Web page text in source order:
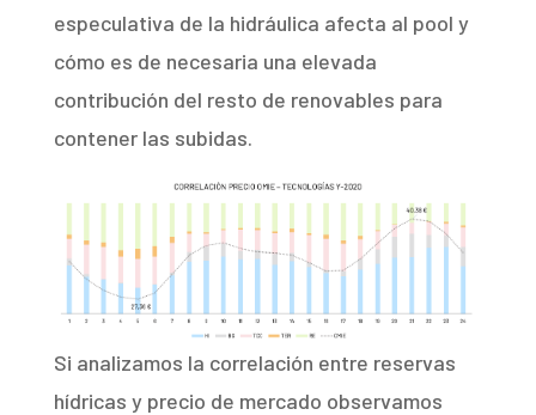
especulativa de la hidráulica afecta al pool y
cómo es de necesaria una elevada
contribución del resto de renovables para
contener las subidas.
Si analizamos la correlación entre reservas
hídricas y precio de mercado observamos